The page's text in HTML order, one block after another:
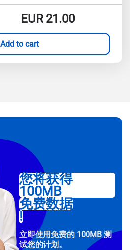
EUR21.00
Add to cart
您将获得
100MB
免费数据
!
立即使用免费的 100MB 测
试您的计划。